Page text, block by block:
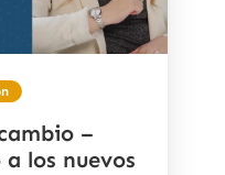
–
los nuevos